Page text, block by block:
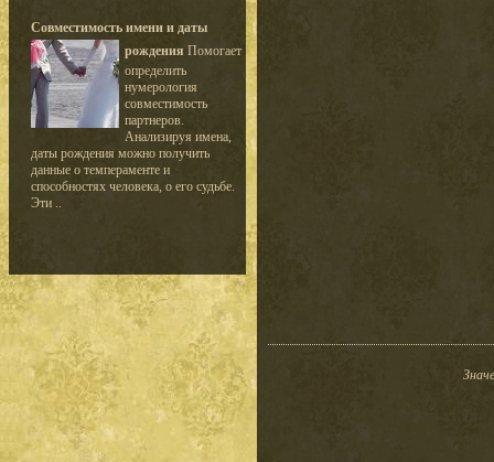
Совместимость имени и даты
рождения Помогает
определить
нумерология
совместимость
партнеров.
Анализируя имена,
даты рождения можно получить
данные о темпераменте и
способностях человека, о его судьбе.
Эти ..